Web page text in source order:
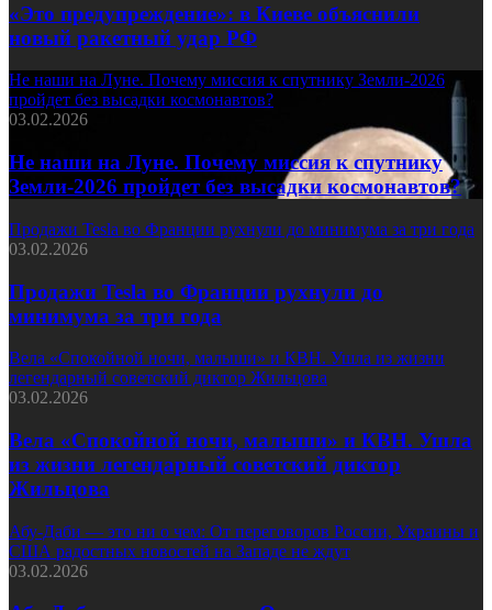
«Это предупреждение»: в Киеве объяснили
новый ракетный удар РФ
Не наши на Луне. Почему миссия к спутнику Земли-2026
пройдет без высадки космонавтов?
03.02.2026
Не наши на Луне. Почему миссия к спутнику
Земли-2026 пройдет без высадки космонавтов?
Продажи Tesla во Франции рухнули до минимума за три года
03.02.2026
Продажи Tesla во Франции рухнули до
минимума за три года
Вела «Спокойной ночи, малыши» и КВН. Ушла из жизни
легендарный советский диктор Жильцова
03.02.2026
Вела «Спокойной ночи, малыши» и КВН. Ушла
из жизни легендарный советский диктор
Жильцова
Абу-Даби — это ни о чем: От переговоров России, Украины и
США радостных новостей на Западе не ждут
03.02.2026